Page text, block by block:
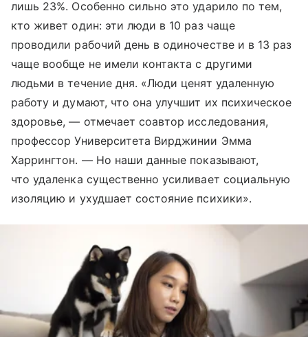
лишь 23%. Особенно сильно это ударило по тем,
кто живет один: эти люди в 10 раз чаще
проводили рабочий день в одиночестве и в 13 раз
чаще вообще не имели контакта с другими
людьми в течение дня. «Люди ценят удаленную
работу и думают, что она улучшит их психическое
здоровье, — отмечает соавтор исследования,
профессор Университета Вирджинии Эмма
Харрингтон. — Но наши данные показывают,
что удаленка существенно усиливает социальную
изоляцию и ухудшает состояние психики».